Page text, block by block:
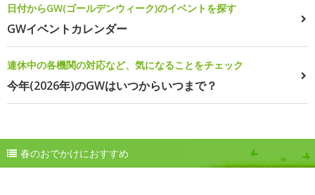
日付からGW(ゴールデンウィーク)のイベントを探す
GWイベントカレンダー
連休中の各機関の対応など、気になることをチェック
今年(2026年)のGWはいつからいつまで？
春のおでかけにおすすめ